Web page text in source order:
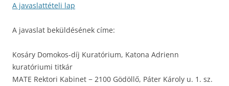
A javaslattételi lap
A javaslat beküldésének címe:
Kosáry Domokos-díj Kuratórium, Katona Adrienn
kuratóriumi titkár
MATE Rektori Kabinet − 2100 Gödöllő, Páter Károly u. 1. sz.